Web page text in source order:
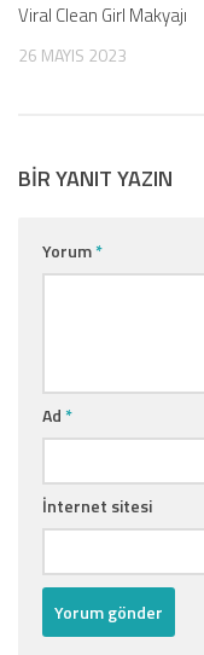
Viral Clean Girl Makyajı
26 MAYIS 2023
BIR YANIT YAZIN
Yorum*
Ad*
İnternet sitesi